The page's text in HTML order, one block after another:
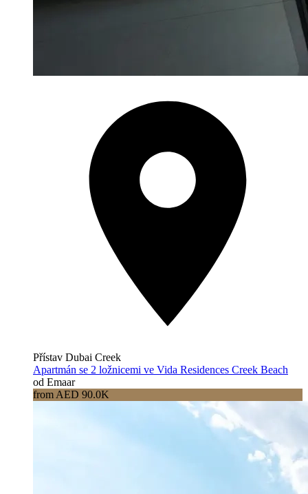
Přístav Dubai Creek
Apartmán se 2 ložnicemi ve Vida Residences Creek Beach
od Emaar
from AED 90.0K